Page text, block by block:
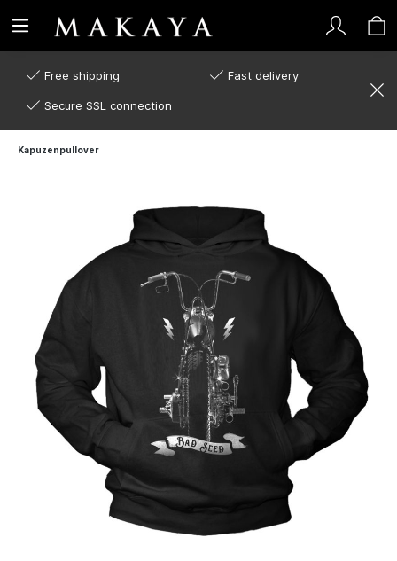
Free shipping Fast delivery
Secure SSL connection
Kapuzenpullover